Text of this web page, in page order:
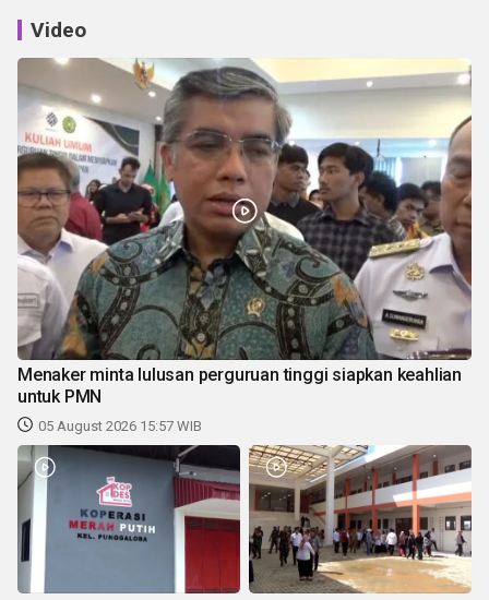
Video
Menaker minta lulusan perguruan tinggi siapkan keahlian
untuk PMN
05 August 2026 15:57 WIB